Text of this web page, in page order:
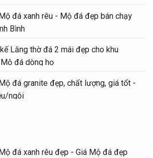
đá xanh rêu - Mộ đá đẹp bán chạy
Bình
Lăng thờ đá 2 mái đẹp cho khu
đá dòng họ
đá granite đẹp, chất lượng, giá tốt -
ngôi
đá xanh rêu đẹp - Giá Mộ đá đẹp